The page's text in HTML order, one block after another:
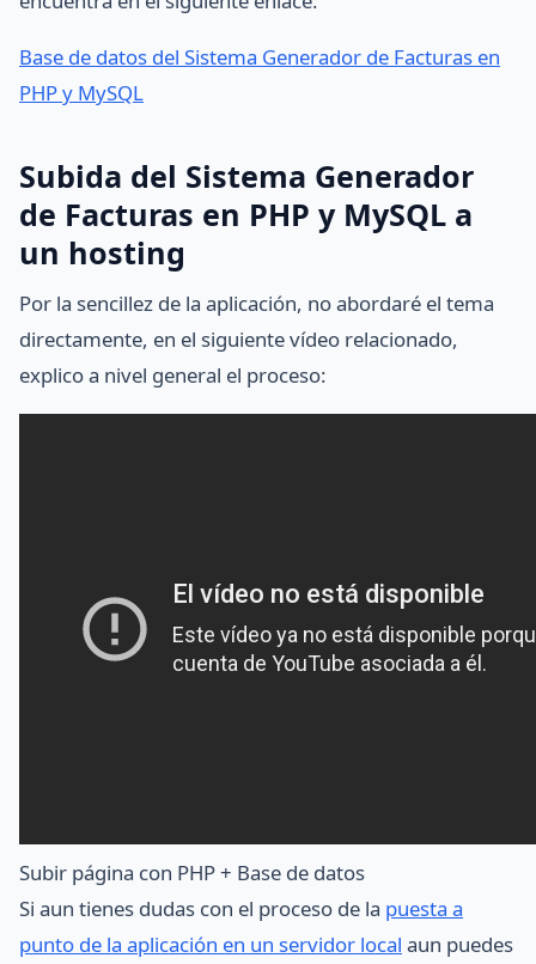
Base de datos del Sistema Generador de Facturas en
PHP y MySQL
Subida del Sistema Generador
de Facturas en PHP y MySQL a
un hosting
Por la sencillez de la aplicación, no abordaré el tema
directamente, en el siguiente vídeo relacionado,
explico a nivel general el proceso:
Subir página con PHP + Base de datos
Si aun tienes dudas con el proceso de la puesta a
punto de la aplicación en un servidor local aun puedes